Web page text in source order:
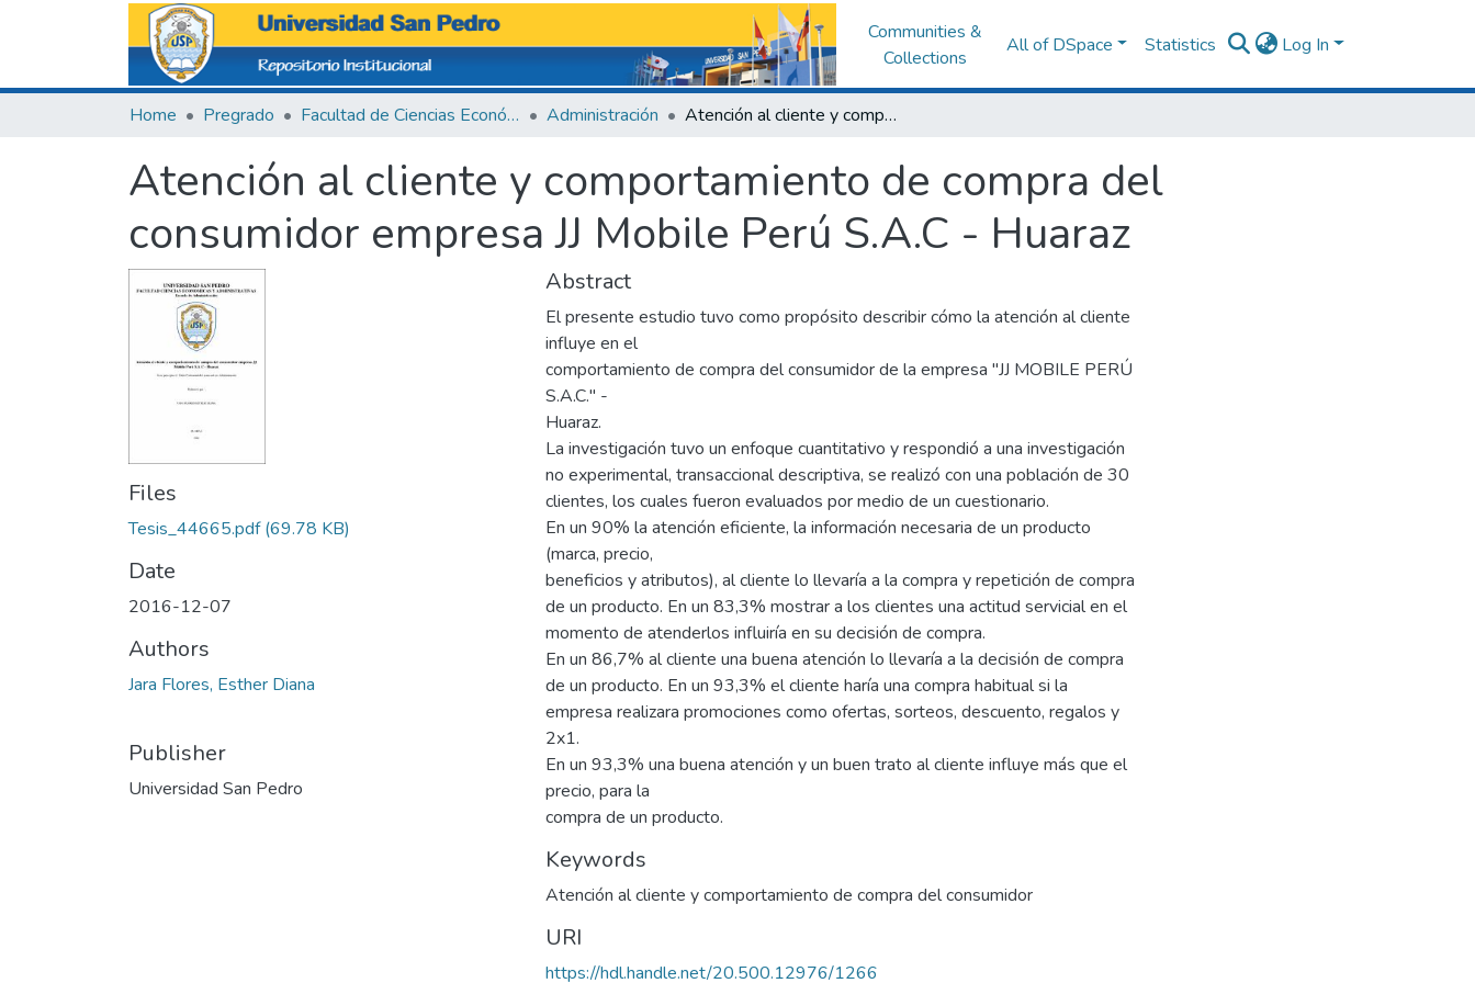
Communities &
Collections
All of DSpace Statistics Log In
Home Pregrado Facultad de Ciencias Económicas y Administrativas Administración Atención al cliente y comportamiento de compra del consumidor empresa JJ Mobile Perú S.A.C - Huaraz
Atención al cliente y comportamiento de compra del
consumidor empresa JJ Mobile Perú S.A.C - Huaraz
Files
Tesis_44665.pdf(69.78 KB)
Date
2016-12-07
Authors
Jara Flores, Esther Diana
Publisher
Universidad San Pedro
Abstract
El presente estudio tuvo como propósito describir cómo la atención al cliente
influye en el
comportamiento de compra del consumidor de la empresa "JJ MOBILE PERÚ
S.A.C." -
Huaraz.
La investigación tuvo un enfoque cuantitativo y respondió a una investigación
no experimental, transaccional descriptiva, se realizó con una población de 30
clientes, los cuales fueron evaluados por medio de un cuestionario.
En un 90% la atención eficiente, la información necesaria de un producto
(marca, precio,
beneficios y atributos), al cliente lo llevaría a la compra y repetición de compra
de un producto. En un 83,3% mostrar a los clientes una actitud servicial en el
momento de atenderlos influiría en su decisión de compra.
En un 86,7% al cliente una buena atención lo llevaría a la decisión de compra
de un producto. En un 93,3% el cliente haría una compra habitual si la
empresa realizara promociones como ofertas, sorteos, descuento, regalos y
2x1.
En un 93,3% una buena atención y un buen trato al cliente influye más que el
precio, para la
compra de un producto.
Keywords
Atención al cliente y comportamiento de compra del consumidor
URI
https://hdl.handle.net/20.500.12976/1266